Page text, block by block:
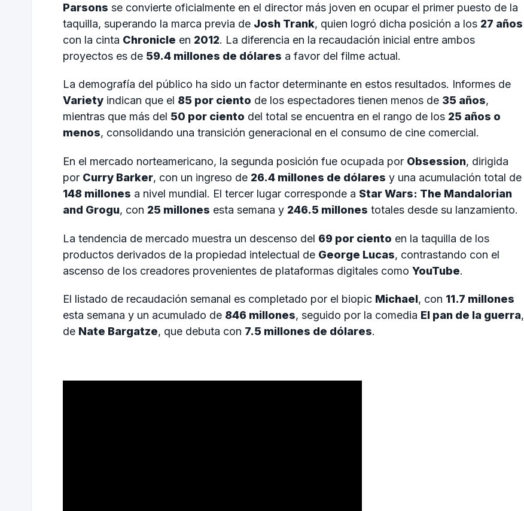
Parsons se convierte oficialmente en el director más joven en ocupar el primer puesto de la
taquilla, superando la marca previa de Josh Trank, quien logró dicha posición a los 27 años
con la cinta Chronicle en 2012. La diferencia en la recaudación inicial entre ambos
proyectos es de 59.4 millones de dólares a favor del filme actual.
La demografía del público ha sido un factor determinante en estos resultados. Informes de
Variety indican que el 85 por ciento de los espectadores tienen menos de 35 años,
mientras que más del 50 por ciento del total se encuentra en el rango de los 25 años o
menos, consolidando una transición generacional en el consumo de cine comercial.
En el mercado norteamericano, la segunda posición fue ocupada por Obsession, dirigida
por Curry Barker, con un ingreso de 26.4 millones de dólares y una acumulación total de
148 millones a nivel mundial. El tercer lugar corresponde a Star Wars: The Mandalorian
and Grogu, con 25 millones esta semana y 246.5 millones totales desde su lanzamiento.
La tendencia de mercado muestra un descenso del 69 por ciento en la taquilla de los
productos derivados de la propiedad intelectual de George Lucas, contrastando con el
ascenso de los creadores provenientes de plataformas digitales como YouTube.
El listado de recaudación semanal es completado por el biopic Michael, con 11.7 millones
esta semana y un acumulado de 846 millones, seguido por la comedia El pan de la guerra,
de Nate Bargatze, que debuta con 7.5 millones de dólares.